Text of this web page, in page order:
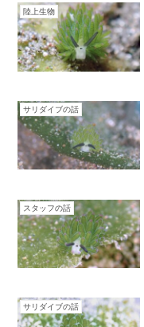
陸上生物
サリダイブの話
スタッフの話
サリダイブの話